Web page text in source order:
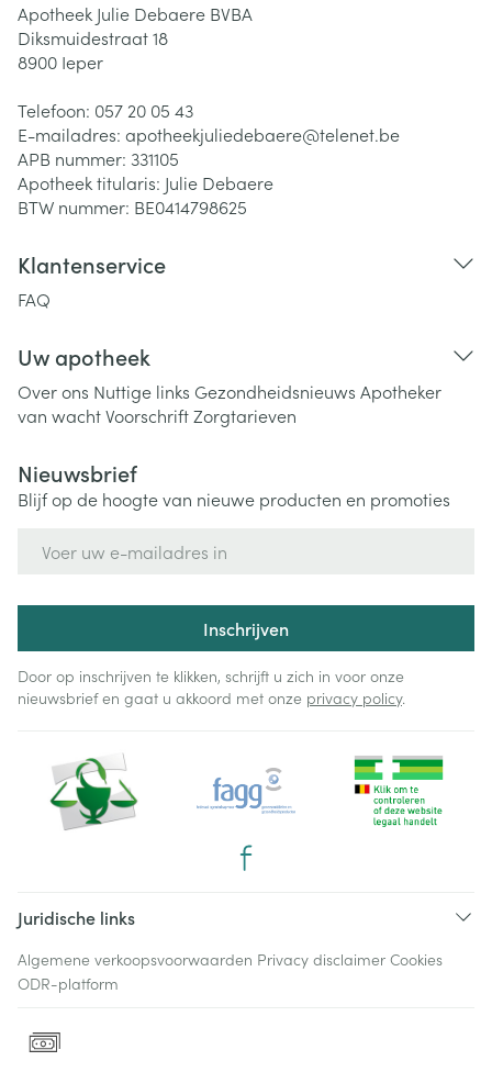
Apotheek Julie Debaere BVBA
Diksmuidestraat 18
8900 Ieper
Telefoon: 057 20 05 43
E-mailadres: apotheekjuliedebaere@telenet.be
APB nummer: 331105
Apotheek titularis: Julie Debaere
BTW nummer: BE0414798625
Klantenservice
FAQ
Uw apotheek
Over ons Nuttige links Gezondheidsnieuws Apotheker
van wachtVoorschriftZorgtarieven
Nieuwsbrief
Blijf op de hoogte van nieuwe producten en promoties
Inschrijven
Door op inschrijven te klikken, schrijft u zich in voor onze
nieuwsbrief en gaat u akkoord met onze privacy policy.
Juridische links
Algemene verkoopsvoorwaarden Privacy disclaimer Cookies
ODR-platform